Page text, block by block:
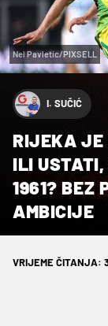
Nel Pavletic/PIXSELL
I. SUČIĆ
RIJEKA JE
ILI
1961? BEZ
AMBICIJE
VRIJEME ČITANJA: